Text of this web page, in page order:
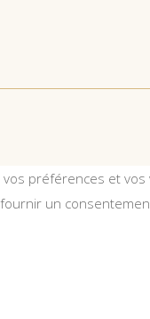
préférences et
un